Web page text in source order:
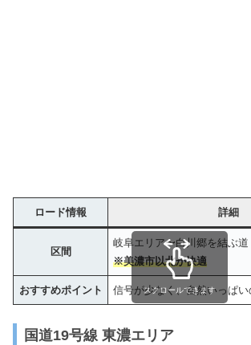
ロード情報 詳細
区間
岐阜エリア〜白川郷を結ぶ道
※美濃市以北が快適
おすすめポイント 信号が少なく、自然いっぱい
スクロールできます
国道19号線 東濃エリア